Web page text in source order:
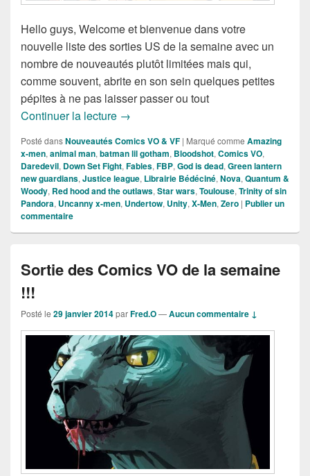
Hello guys, Welcome et bienvenue dans votre
nouvelle liste des sorties US de la semaine avec un
nombre de nouveautés plutôt limitées mais qui,
comme souvent, abrite en son sein quelques petites
pépites à ne pas laisser passer ou tout
Continuer la lecture Sorties des Comics VO de la semaine
→
Posté dansNouveautés Comics VO & VF | Marqué comme Amazing
x-men, animal man, batman lil gotham, Bloodshot, Comics VO,
Daredevil, Down Set Fight, Fables, FBP, God is dead, Green lantern
new guardians, Justice league, Librairie Bédéciné, Nova, Quantum &
Woody, Red hood and the outlaws, Star wars, Toulouse, Trinity of sin
Pandora, Uncanny x-men, Undertow, Unity, X-Men, Zero | Publier un
commentaire
Sortie des Comics VO de la semaine
!!!
Posté le 29 janvier 2014parFred.O—Aucun commentaire ↓